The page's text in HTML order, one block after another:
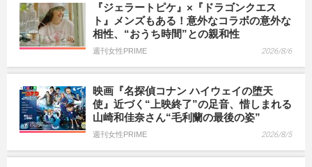
『ジェラートピケ』×『ドラゴンクエス
ト』メンズもある！意外なコラボの意外な
相性、“おうち時間”との親和性
週刊女性PRIME 2026/8/6
映画『名探偵コナン ハイウェイの堕天
使』近づく“上映終了”の足音、惜しまれる
山崎和佳奈さん“毛利蘭の最後の姿”
週刊女性PRIME 2026/8/5